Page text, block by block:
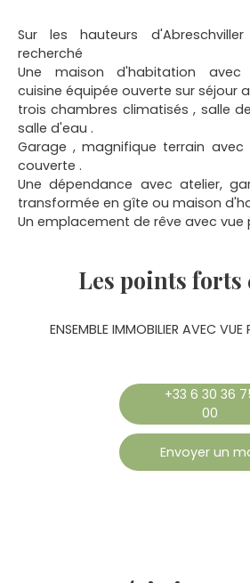
Sur les hauteurs
recherché
Une maison d'habitation avec
cuisine équipée ouverte sur séjour
trois chambres climatisés , salle
salle d'eau .
Garage , magnifique terrain
couverte .
Une dépendance avec atelier,
transformée en gîte ou maison
Un emplacement de rêve avec vue
Les points forts
ENSEMBLE IMMOBILIER AVEC
+33 6 30 36
00
Envoyer un